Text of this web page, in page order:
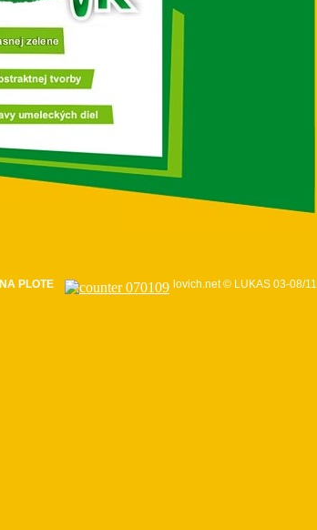
NA PLOTE lovich.net© LUKAS 03-08/11